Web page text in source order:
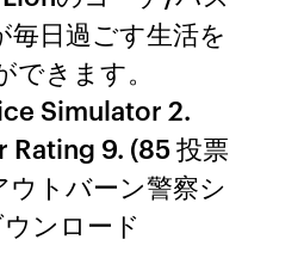
毎日過ごす生活を
きます。
Simulator 2.
Rating 9. (85 投票
ウトバーン警察シ
ンロード